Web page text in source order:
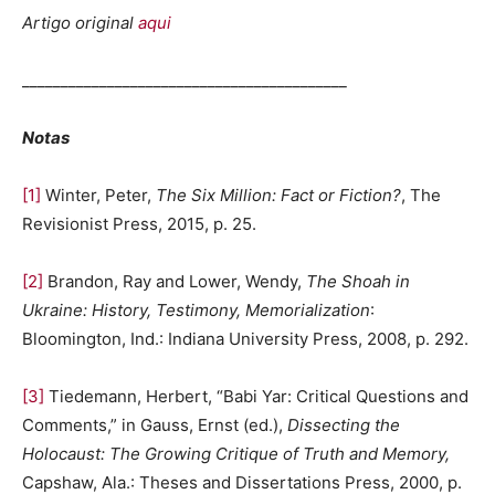
Artigo original aqui
Notas
[1] Winter, Peter, The Six Million: Fact or Fiction?, The
Revisionist Press, 2015, p. 25.
[2] Brandon, Ray and Lower, Wendy, The Shoah in
Ukraine: History, Testimony, Memorialization:
Bloomington, Ind.: Indiana University Press, 2008, p. 292.
[3] Tiedemann, Herbert, “Babi Yar: Critical Questions and
Comments,” in Gauss, Ernst (ed.), Dissecting the
Holocaust: The Growing Critique of Truth and Memory,
Capshaw, Ala.: Theses and Dissertations Press, 2000, p.